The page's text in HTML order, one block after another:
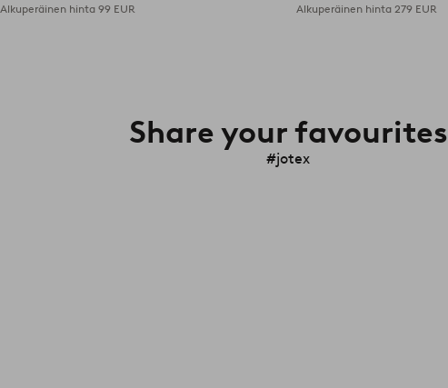
Alkuperäinen hinta99 EUR Alkuperäinen hinta 279 EUR
Share your favourites
#jotex